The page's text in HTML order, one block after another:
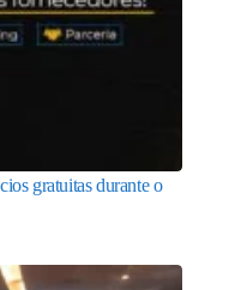
gratuitas durante o